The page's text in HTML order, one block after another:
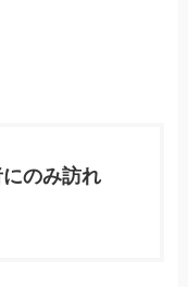
のみ訪れ